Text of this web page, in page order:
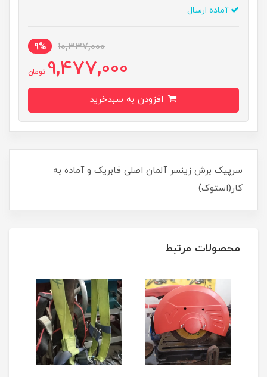
آماده ارسال
10,337,000
9%
9,477,000 تومان
سرپیک برش زینسر آلمان اصلی فابریک و آماده به
کار(استوک)
محصولات مرتبط